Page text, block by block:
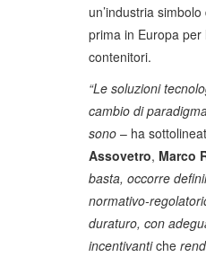
un’industria simbolo
prima in Europa
contenitori.
“Le soluzioni
cambio di
sono – ha
Assovetro, Marco
basta, occorre
normativo-
duraturo, con
incentivantiche